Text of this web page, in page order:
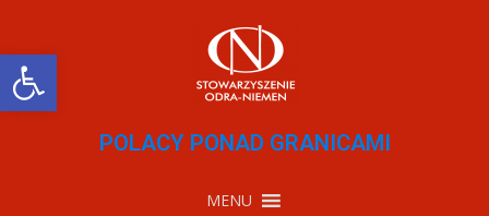
Otwórz pasek narzędzi
POLACY PONAD GRANICAMI
MENU